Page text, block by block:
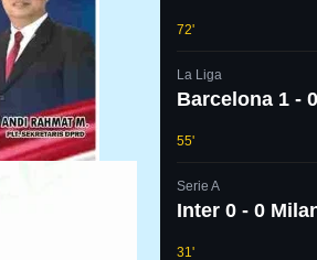
72'
La Liga
Barcelona 1 -
55'
Serie A
Inter 0 - 0
31'